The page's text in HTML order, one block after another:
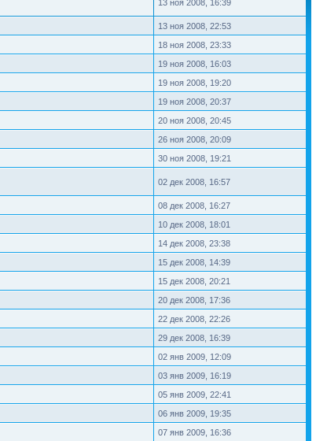
13 ноя 2008, 16:39
13 ноя 2008, 22:53
18 ноя 2008, 23:33
19 ноя 2008, 16:03
19 ноя 2008, 19:20
19 ноя 2008, 20:37
20 ноя 2008, 20:45
26 ноя 2008, 20:09
30 ноя 2008, 19:21
02 дек 2008, 16:57
08 дек 2008, 16:27
10 дек 2008, 18:01
14 дек 2008, 23:38
15 дек 2008, 14:39
15 дек 2008, 20:21
20 дек 2008, 17:36
22 дек 2008, 22:26
29 дек 2008, 16:39
02 янв 2009, 12:09
03 янв 2009, 16:19
05 янв 2009, 22:41
06 янв 2009, 19:35
07 янв 2009, 16:36